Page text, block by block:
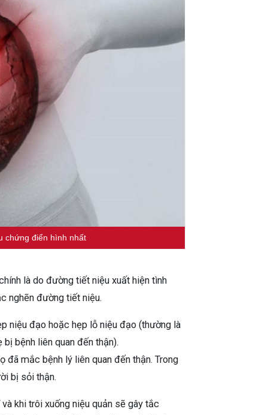
chứng điển hình nhất
là do đường tiết niệu xuất hiện tình
nghẽn đường tiết niệu.
niệu đạo hoặc hẹp lỗ niệu đạo (thường là
bệnh liên quan đến thận).
đã mắc bệnh lý liên quan đến thận. Trong
bị sỏi thận.
khi trôi xuống niệu quản sẽ gây tắc